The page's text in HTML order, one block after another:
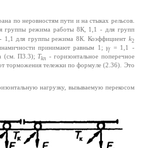
по неровностям пути и на стыках рельсов.
группы режима работы 8К, 1,1 - для групп
1,1 для группы режима 8К. Коэффициент k2
принимают равным 1;γf= 1,1 -
(см. П3.3);Tkn - горизонтальное поперечное
торможения тележки по формуле (2.36). Это
нагрузку, вызываемую перекосом